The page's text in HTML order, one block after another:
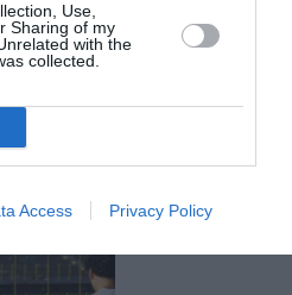
Use,
Sharing of my
with the
collected.
Access Privacy Policy